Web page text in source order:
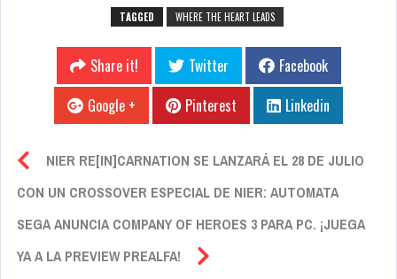
TAGGED WHERE THE HEART LEADS
Share it! Twitter
Facebook
Google +
Pinterest Linkedin
NIER RE[IN]CARNATION SE LANZARÁ EL 28 DE JULIO
CON UN CROSSOVER ESPECIAL DE NIER: AUTOMATA
SEGA ANUNCIA COMPANY OF HEROES 3 PARA PC. ¡JUEGA
YA A LA PREVIEW PREALFA!